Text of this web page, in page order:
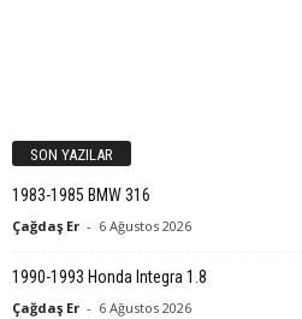
SON YAZILAR
1983-1985 BMW 316
Çağdaş Er - 6 Ağustos 2026
1990-1993 Honda Integra 1.8
Çağdaş Er - 6 Ağustos 2026